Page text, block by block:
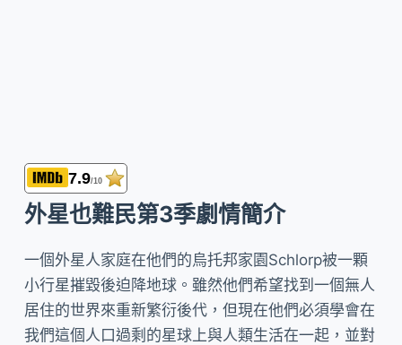
7.9/10
外星也難民第3季劇情簡介
一個外星人家庭在他們的烏托邦家園Schlorp被一顆
小行星摧毀後迫降地球。雖然他們希望找到一個無人
居住的世界來重新繁衍後代，但現在他們必須學會在
我們這個人口過剩的星球上與人類生活在一起，並對